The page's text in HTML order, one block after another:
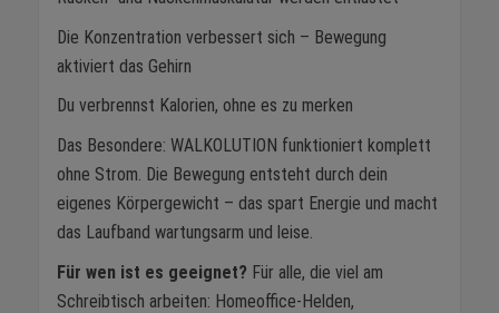
Die Konzentration verbessert sich – Bewegung
aktiviert das Gehirn
Du verbrennst Kalorien, ohne es zu merken
Das Besondere: WALKOLUTION funktioniert komplett
ohne Strom. Die Bewegung entsteht durch dein
eigenes Körpergewicht – das spart Energie und macht
das Laufband wartungsarm und leise.
Für wen ist es geeignet? Für alle, die viel am
Schreibtisch arbeiten: Homeoffice-Helden,